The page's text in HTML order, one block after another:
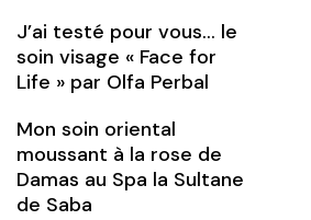
J’ai testé pour vous… le
soin visage « Face for
Life » par Olfa Perbal
Mon soin oriental
moussant à la rose de
Damas au Spa la Sultane
de Saba